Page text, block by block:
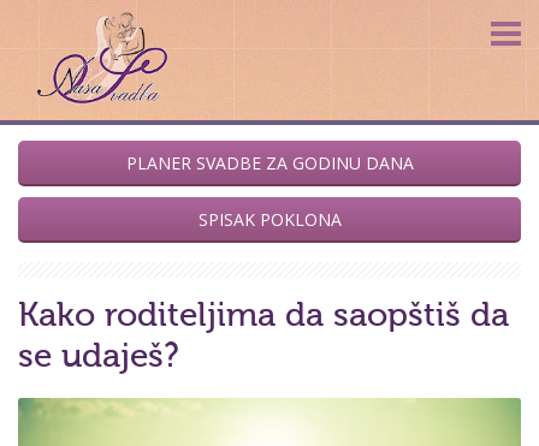
Naša svadba
Forum
Fotoblog
Blog
PLANER SVADBE ZA GODINU DANA
SPISAK POKLONA
Kako roditeljima da saopštiš da
se udaješ?